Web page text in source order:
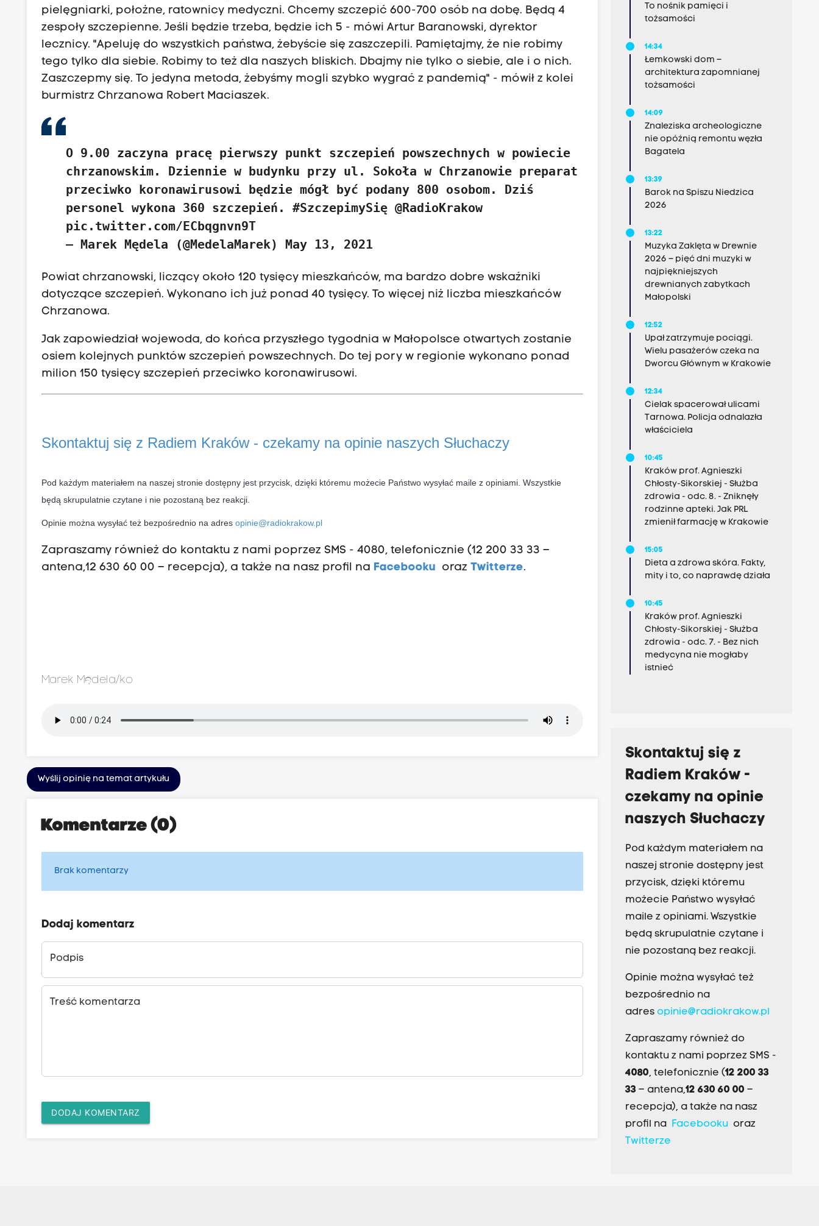
pielęgniarki, położne, ratownicy medyczni. Chcemy szczepić 600-700 osób na dobę. Będą 4
zespoły szczepienne. Jeśli będzie trzeba, będzie ich 5 - mówi Artur Baranowski, dyrektor
lecznicy. "Apeluję do wszystkich państwa, żebyście się zaszczepili. Pamiętajmy, że nie robimy
tego tylko dla siebie. Robimy to też dla naszych bliskich. Dbajmy nie tylko o siebie, ale i o nich.
Zaszczepmy się. To jedyna metoda, żebyśmy mogli szybko wygrać z pandemią" - mówił z kolei
burmistrz Chrzanowa Robert Maciaszek.
O 9.00 zaczyna pracę pierwszy punkt szczepień powszechnych w powiecie
chrzanowskim. Dziennie w budynku przy ul. Sokoła w Chrzanowie preparat
przeciwko koronawirusowi będzie mógł być podany 800 osobom. Dziś
personel wykona 360 szczepień.#SzczepimySię @RadioKrakow
pic.twitter.com/ECbqgnvn9T
— Marek Mędela (@MedelaMarek)May 13, 2021
Powiat chrzanowski, liczący około 120 tysięcy mieszkańców, ma bardzo dobre wskaźniki
dotyczące szczepień. Wykonano ich już ponad 40 tysięcy. To więcej niż liczba mieszkańców
Chrzanowa.
Jak zapowiedział wojewoda, do końca przyszłego tygodnia w Małopolsce otwartych zostanie
osiem kolejnych punktów szczepień powszechnych. Do tej pory w regionie wykonano ponad
milion 150 tysięcy szczepień przeciwko koronawirusowi.
Skontaktuj się z Radiem Kraków - czekamy na opinie naszych Słuchaczy
Pod każdym materiałem na naszej stronie dostępny jest przycisk, dzięki któremu możecie Państwo wysyłać maile z opiniami. Wszystkie
będą skrupulatnie czytane i nie pozostaną bez reakcji.
Opinie można wysyłać też bezpośrednio na adresopinie@radiokrakow.pl
Zapraszamy również do kontaktu z nami poprzez SMS - 4080, telefonicznie (12 200 33 33 –
antena,12 630 60 00 – recepcja), a także na nasz profil na Facebooku orazTwitterze.
Marek Mędela/ko
Wyślij opinię na temat artykułu
Komentarze (0)
Brak komentarzy
Dodaj komentarz
Podpis
Treść komentarza
DODAJ KOMENTARZ
To nośnik pamięci i
tożsamości
14:34
Łemkowski dom –
architektura zapomnianej
tożsamości
14:09
Znaleziska archeologiczne
nie opóźnią remontu węzła
Bagatela
13:39
Barok na Spiszu Niedzica
2026
13:22
Muzyka Zaklęta w Drewnie
2026 – pięć dni muzyki w
najpiękniejszych
drewnianych zabytkach
Małopolski
12:52
Upał zatrzymuje pociągi.
Wielu pasażerów czeka na
Dworcu Głównym w Krakowie
12:34
Cielak spacerował ulicami
Tarnowa. Policja odnalazła
właściciela
10:45
Kraków prof. Agnieszki
Chłosty-Sikorskiej - Służba
zdrowia - odc. 8. - Zniknęły
rodzinne apteki. Jak PRL
zmienił farmację w Krakowie
15:05
Dieta a zdrowa skóra. Fakty,
mity i to, co naprawdę działa
10:45
Kraków prof. Agnieszki
Chłosty-Sikorskiej - Służba
zdrowia - odc. 7. - Bez nich
medycyna nie mogłaby
istnieć
Skontaktuj się z
Radiem Kraków -
czekamy na opinie
naszych Słuchaczy
Pod każdym materiałem na
naszej stronie dostępny jest
przycisk, dzięki któremu
możecie Państwo wysyłać
maile z opiniami. Wszystkie
będą skrupulatnie czytane i
nie pozostaną bez reakcji.
Opinie można wysyłać też
bezpośrednio na
adres opinie@radiokrakow.pl
Zapraszamy również do
kontaktu z nami poprzez SMS -
4080, telefonicznie (12 200 33
33– antena,12 630 60 00 –
recepcja), a także na nasz
profil na Facebookuoraz
Twitterze